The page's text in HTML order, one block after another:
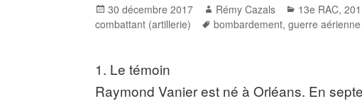
Posted
on
30 décembre 2017 Author
Rémy Cazals Categories
13e RAC,
combattant (artillerie)
Tags
bombardement,guerre aérienne
1. Le témoin
Raymond Vanier est né à Orléans. En